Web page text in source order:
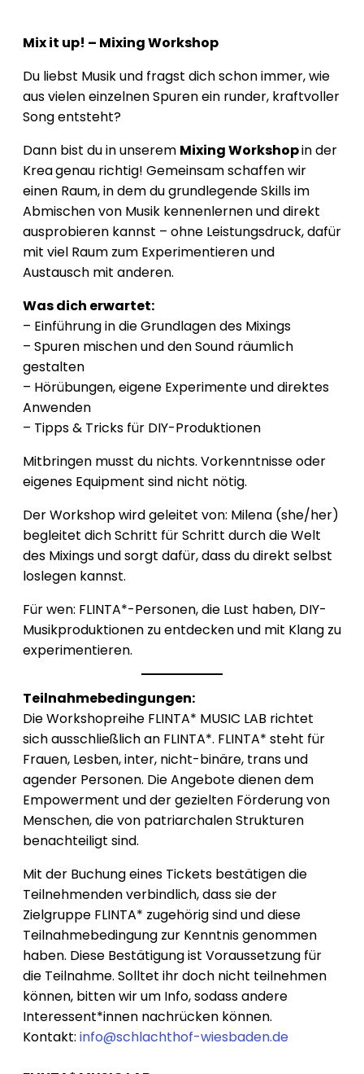
Mix it up! – Mixing Workshop
Du liebst Musik und fragst dich schon immer, wie
aus vielen einzelnen Spuren ein runder, kraftvoller
Song entsteht?
Dann bist du in unserem Mixing Workshopin der
Kreagenau richtig! Gemeinsam schaffen wir
einen Raum, in dem du grundlegende Skills im
Abmischen von Musik kennenlernen und direkt
ausprobieren kannst – ohne Leistungsdruck, dafür
mit viel Raum zum Experimentieren und
Austausch mit anderen.
Was dich erwartet:
– Einführung in die Grundlagen des Mixings
– Spuren mischen und den Sound räumlich
gestalten
– Hörübungen, eigene Experimente und direktes
Anwenden
– Tipps & Tricks für DIY-Produktionen
Mitbringen musst du nichts. Vorkenntnisse oder
eigenes Equipment sind nicht nötig.
Der Workshop wird geleitet von: Milena (she/her)
begleitet dich Schritt für Schritt durch die Welt
des Mixings und sorgt dafür, dass du direkt selbst
loslegen kannst.
Für wen: FLINTA*-Personen, die Lust haben, DIY-
Musikproduktionen zu entdecken und mit Klang zu
experimentieren.
Teilnahmebedingungen:
Die Workshopreihe FLINTA* MUSIC LAB richtet
sich ausschließlich an FLINTA*. FLINTA* steht für
Frauen, Lesben, inter, nicht-binäre, trans und
agender Personen. Die Angebote dienen dem
Empowerment und der gezielten Förderung von
Menschen, die von patriarchalen Strukturen
benachteiligt sind.
Mit der Buchung eines Tickets bestätigen die
Teilnehmenden verbindlich, dass sie der
Zielgruppe FLINTA* zugehörig sind und diese
Teilnahmebedingung zur Kenntnis genommen
haben. Diese Bestätigung ist Voraussetzung für
die Teilnahme. Solltet ihr doch nicht teilnehmen
können, bitten wir um Info, sodass andere
Interessent*innen nachrücken können.
Kontakt: info@schlachthof-wiesbaden.de